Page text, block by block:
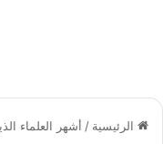
الرئيسية / أشهر العلماء